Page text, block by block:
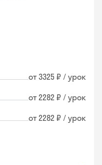
от 3325 ₽ / урок
от 2282 ₽ / урок
от 2282 ₽ / урок